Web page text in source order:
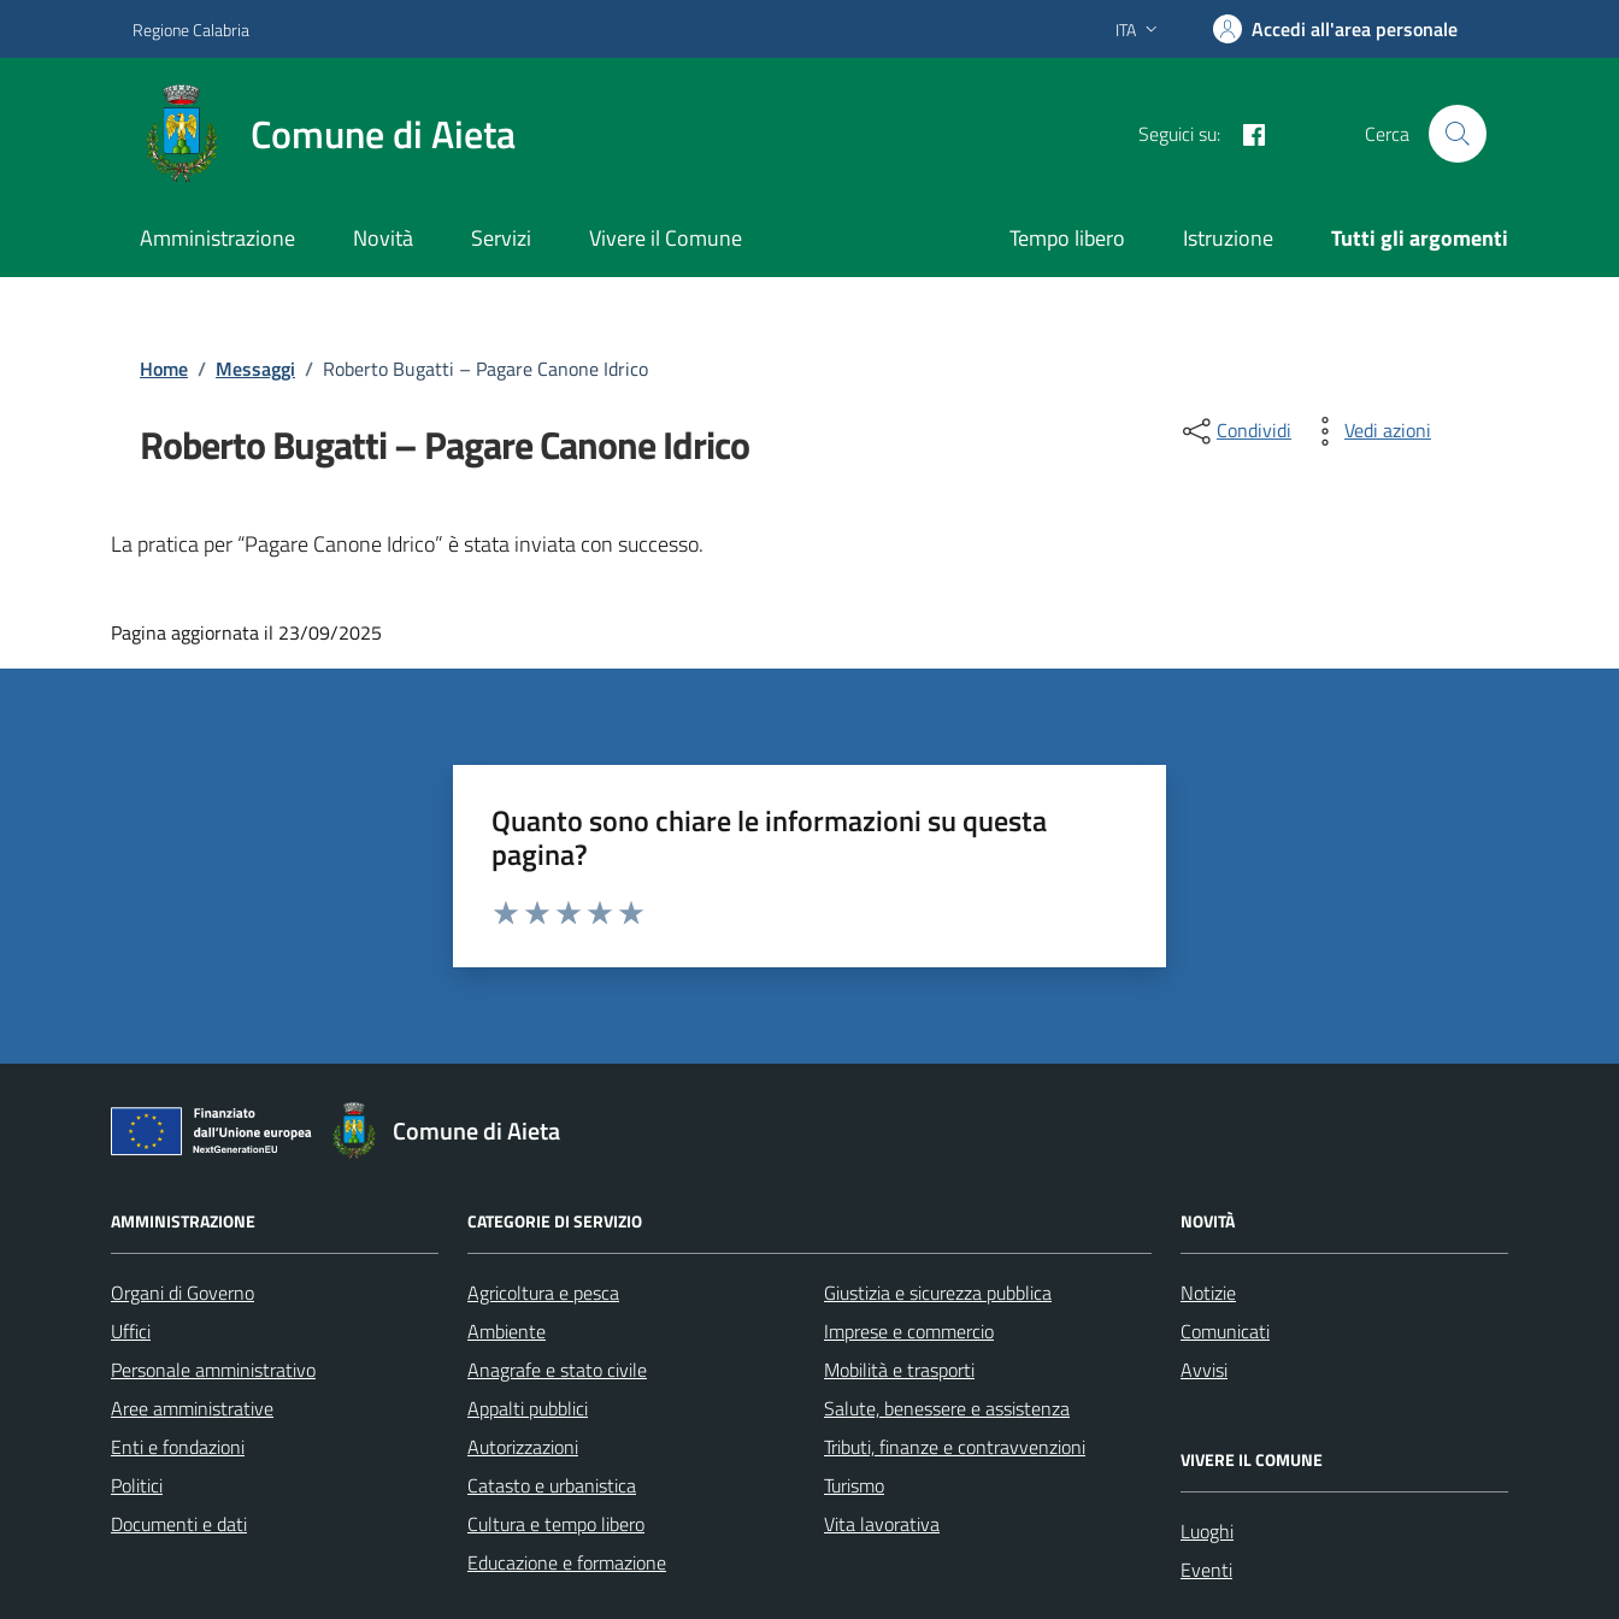
Regione Calabria Lingua attiva:
ITA Accedi all'area personale
Comune di Aieta Seguici su: Cerca
Amministrazione Novità Servizi Vivere il Comune Tempo libero Istruzione Tutti gli argomenti
Home / Messaggi / Roberto Bugatti – Pagare Canone Idrico
Roberto Bugatti – Pagare Canone Idrico Condividi Vedi azioni
La pratica per “Pagare Canone Idrico” è stata inviata con successo.
Pagina aggiornata il 23/09/2025
Quanto sono chiare le informazioni su questa
pagina?
Comune di Aieta
AMMINISTRAZIONE
Organi di Governo
Uffici
Personale amministrativo
Aree amministrative
Enti e fondazioni
Politici
Documenti e dati
CATEGORIE DI SERVIZIO
Agricoltura e pesca
Ambiente
Anagrafe e stato civile
Appalti pubblici
Autorizzazioni
Catasto e urbanistica
Cultura e tempo libero
Educazione e formazione
Giustizia e sicurezza pubblica
Imprese e commercio
Mobilità e trasporti
Salute, benessere e assistenza
Tributi, finanze e contravvenzioni
Turismo
Vita lavorativa
NOVITÀ
Notizie
Comunicati
Avvisi
VIVERE IL COMUNE
Luoghi
Eventi